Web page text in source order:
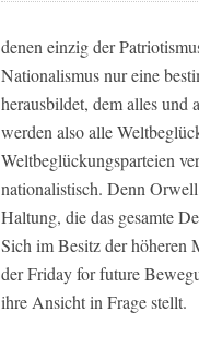
denen einzig der
Nationalismus nur eine
herausbildet, dem alles
werden also alle
Weltbeglückungsparteien
nationalistisch. Denn
Haltung, die das gesamte
Sich im Besitz der höheren
der Friday for future
ihre Ansicht in Frage stellt.